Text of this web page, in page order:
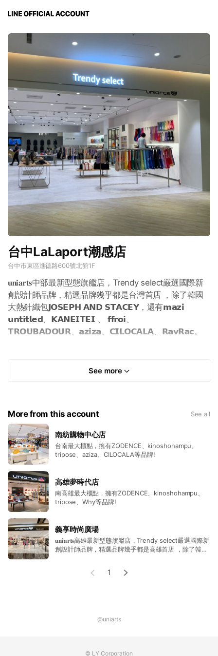
台中LaLaport潮感店
台中市東區進德路600號北館1F
𝐮𝐧𝐢𝐚𝐫𝐭𝐬中部最新型態旗艦店，Trendy select嚴選國際新
創設計師品牌，精選品牌幾乎都是台灣首店 ，除了韓國
大熱針織包𝗝𝗢𝗦𝗘𝗣𝗛 𝗔𝗡𝗗 𝗦𝗧𝗔𝗖𝗘𝗬，還有𝗺𝗮𝘇𝗶
𝘂𝗻𝘁𝗶𝘁𝗹𝗲𝗱、𝗞𝗔𝗡𝗘𝗜𝗧𝗘𝗜 、 𝗳𝗳𝗿𝗼𝗶、
𝗧𝗥𝗢𝗨𝗕𝗔𝗗𝗢𝗨𝗥、𝗮𝘇𝗶𝘇𝗮、𝗖𝗜𝗟𝗢𝗖𝗔𝗟𝗔、𝗥𝗮𝘃𝗥𝗮𝗰。
See more
More from this account See all
南紡購物中心店
台南最大櫃點，擁有ZODENCE、kinoshohampu、
tripose、aziza、CILOCALA等品牌!
高雄夢時代店
南高雄最大櫃點，擁有ZODENCE、kinoshohampu、
tripose、Why等品牌!
義享時尚廣場
𝐮𝐧𝐢𝐚𝐫𝐭𝐬高雄最新型態旗艦店，Trendy select嚴選國際新
創設計師品牌，精選品牌幾乎都是高雄首店 ，除了韓國
𝗮𝘇𝗶𝘇𝗮、𝗥𝗮𝘃𝗥𝗮𝗰等等，與漢神巨蛋店不同的包包選品
1
@uniarts
© LY Corporation